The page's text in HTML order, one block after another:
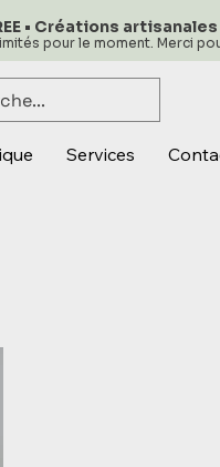
• Créations
pour le moment. Merci
Services